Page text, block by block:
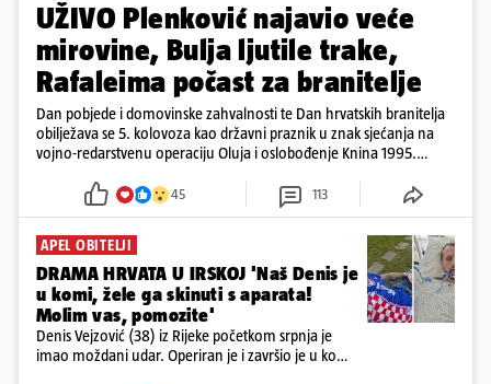
UŽIVO Plenković najavio veće
mirovine, Bulja ljutile trake,
Rafaleima počast za branitelje
Dan pobjede i domovinske zahvalnosti te Dan hrvatskih branitelja
obilježava se 5. kolovoza kao državni praznik u znak sjećanja na
vojno-redarstvenu operaciju Oluja i oslobođenje Knina 1995.
45 113
APEL OBITELJI
DRAMA HRVATA U IRSKOJ 'Naš Denis je
u komi, žele ga skinuti s aparata!
Molim vas, pomozite'
Denis Vejzović (38) iz Rijeke početkom srpnja je
imao moždani udar. Operiran je i završio je u komi.